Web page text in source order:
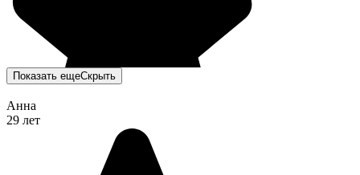
Показать ещеСкрыть
Анна
29 лет